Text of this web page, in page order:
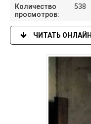
Количество
просмотров:
538
ЧИТАТЬ ОНЛАЙН